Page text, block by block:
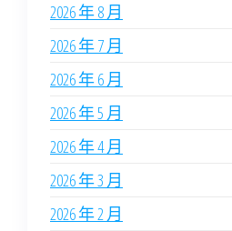
2026 年 8 月
2026 年 7 月
2026 年 6 月
2026 年 5 月
2026 年 4 月
2026 年 3 月
2026 年 2 月